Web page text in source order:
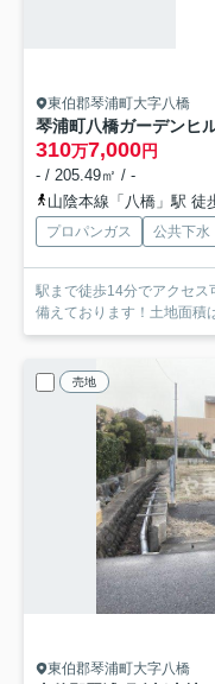
東伯郡琴浦町大字八橋
琴浦町八橋ガーデンヒ
310万7,000円
- / 205.49㎡ / -
山陰本線「八橋」駅 徒
プロパンガス 公共下水
駅まで徒歩14分でアクセス
備えております！土地面積
売地
東伯郡琴浦町大字八橋